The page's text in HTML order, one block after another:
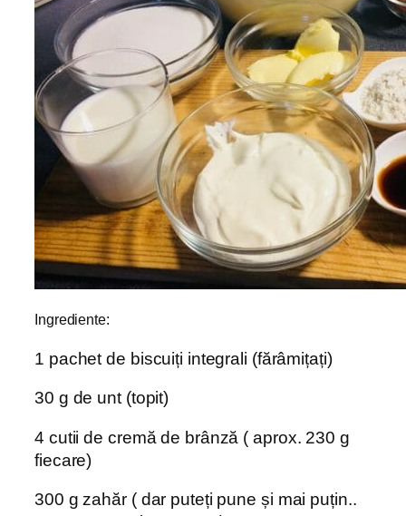
Ingrediente:
1 pachet de biscuiți integrali (fărâmițați)
30 g de unt (topit)
4 cutii de cremă de brânză ( aprox. 230 g
fiecare)
300 g zahăr ( dar puteți pune și mai puțin..